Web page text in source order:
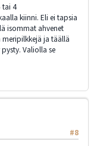
tai 4
kiinni. Eli ei tapsia
isommat ahvenet
ja täällä
Valiolla se
#8